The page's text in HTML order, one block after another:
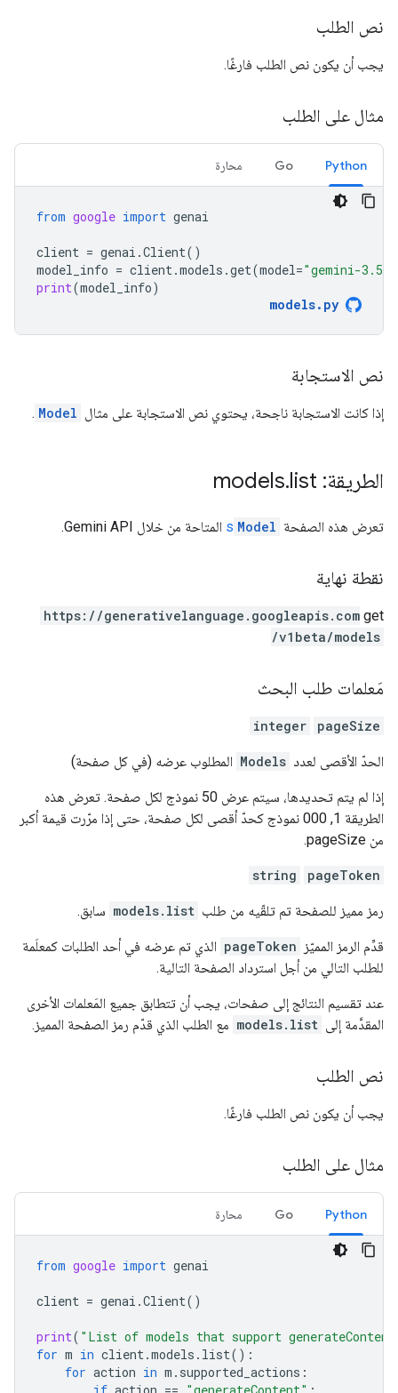
نص الطلب
يجب أن يكون نص الطلب فارغًا.
مثال على الطلب
Python
Go محارة
from google import genai
client = genai .Client()
model_info = client.models .get(model="gemini-3.5-
print(model_info)
models. py
نص الاستجابة
إذا كانت الاستجابة ناجحة، يحتوي نص الاستجابة على مثال Model
.
الطريقة: models .list
تعرض هذه الصفحة Model
s المتاحة من خلال Gemini API.
نقطة نهاية
get
https: / /generativelanguage.googleapis.com
/v1beta/models
مَعلمات طلب البحث
pageSize
integer
الحدّ الأقصى لعدد Models المطلوب عرضه (في كل صفحة)
إذا لم يتم تحديدها، سيتم عرض 50 نموذج لكل صفحة. تعرض هذه
الطريقة 1, 000 نموذج كحدّ أقصى لكل صفحة، حتى إذا مرّرت قيمة أكبر
من pageSize.
pageToken
string
رمز مميز للصفحة تم تلقّيه من طلب models.list سابق.
قدِّم الرمز المميّز pageToken الذي تم عرضه في أحد الطلبات كمعلَمة
للطلب التالي من أجل استرداد الصفحة التالية.
عند تقسيم النتائج إلى صفحات، يجب أن تتطابق جميع المَعلمات الأخرى
المقدَّمة إلى models.list مع الطلب الذي قدّم رمز الصفحة المميز.
نص الطلب
يجب أن يكون نص الطلب فارغًا.
مثال على الطلب
Python
Go محارة
from google import genai
client = genai .Client()
print( "List of models that support
for m in client.models . list():
for action in m . supported_actions :